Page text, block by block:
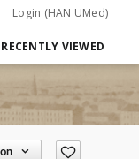
Login (HAN UMed)
RECENTLY VIEWED